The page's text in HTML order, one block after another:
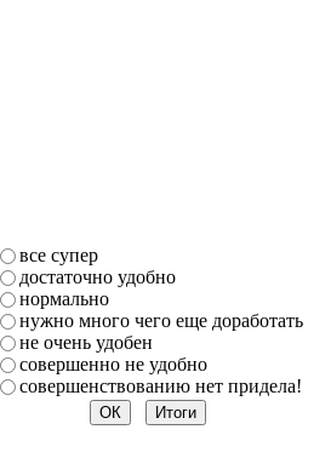
все супер
достаточно удобно
нормально
нужно много чего еще доработать
не очень удобен
совершенно не удобно
совершенствованию нет придела!